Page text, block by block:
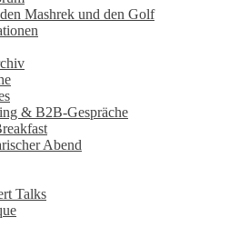
Mashrek und den Golf
& B2B-Gespräche
Abend
Talks